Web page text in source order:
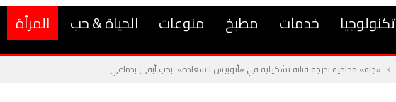
تكنولوجيا خدمات مطبخ منوعات الحياة & حب المرأة
«جنة» محامية بدرجة فنانة تشكيلية في «أتوبيس السعادة»: بحب أبقى بدماغي